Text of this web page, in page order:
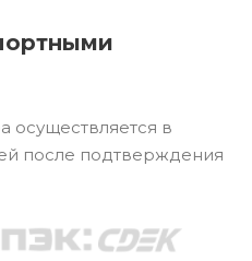
осуществляется в
после подтверждения